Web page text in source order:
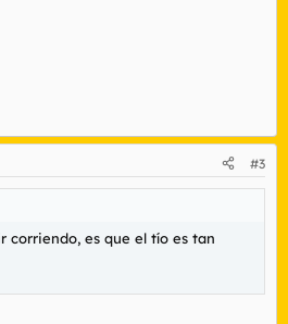
#3
corriendo, es que el tío es tan